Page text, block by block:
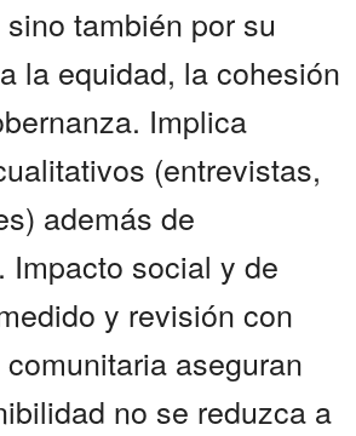
también por su
la equidad, la cohesión
Implica
(entrevistas,
además de
Impacto social y de
y revisión con
aseguran
no se reduzca a